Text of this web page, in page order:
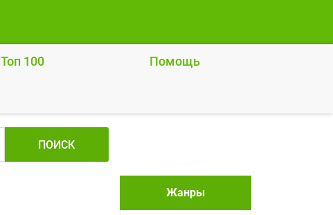
Топ 100 Помощь
ПОИСК
Жанры